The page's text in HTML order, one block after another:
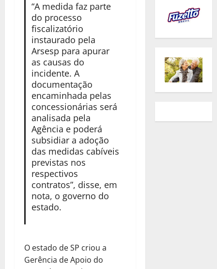
“A medida faz parte
do processo
fiscalizatório
instaurado pela
Arsesp para apurar
as causas do
incidente. A
documentação
encaminhada pelas
concessionárias será
analisada pela
Agência e poderá
subsidiar a adoção
das medidas cabíveis
previstas nos
respectivos
contratos”, disse, em
nota, o governo do
estado.
O estado de SP criou a
Gerência de Apoio do